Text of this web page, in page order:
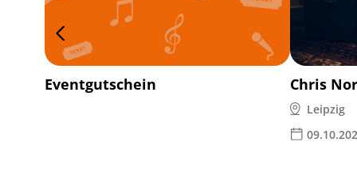
Eventgutschein Chris
Leipzig